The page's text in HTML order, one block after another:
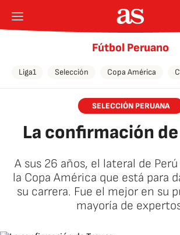
Fútbol Peruano
Liga1 Selección Copa América
SELECCIÓN PERUANA
La confirmación
A sus 26 años, el lateral de
la Copa América que está para
su carrera. Fue el mejor en su
mayoría de